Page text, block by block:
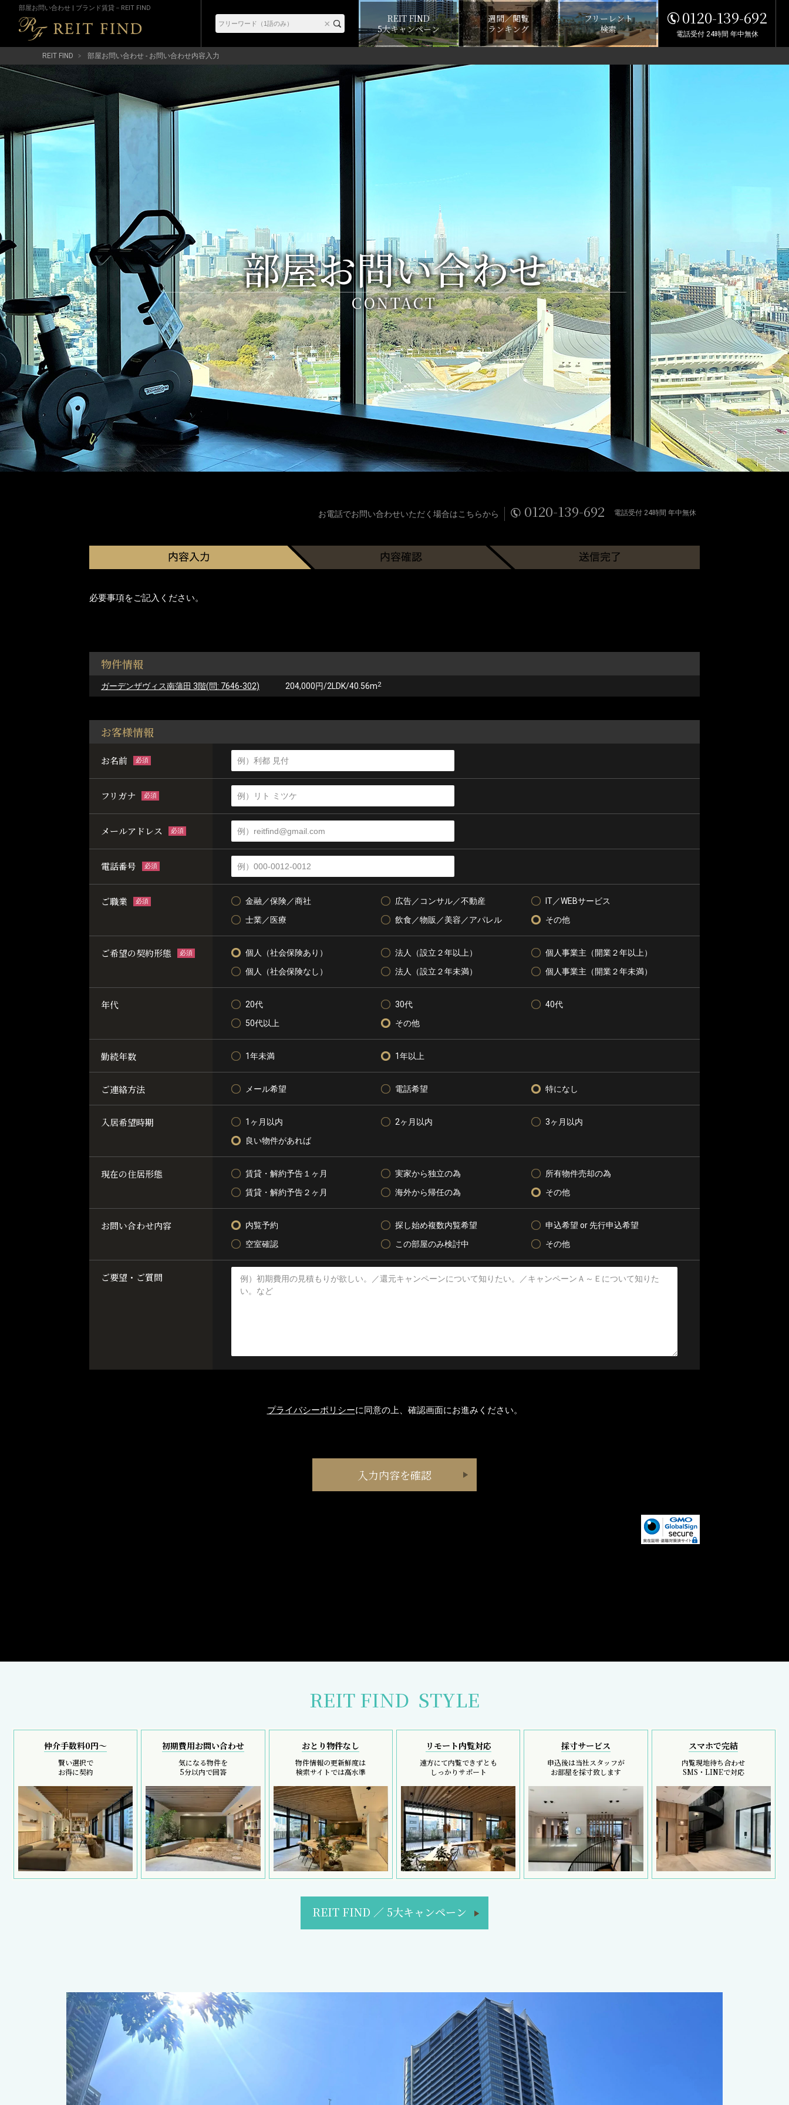
部屋お問い合わせ | ブランド賃貸－REIT FIND
REIT FIND
5大キャンペーン
週間／閲覧
ランキング
フリーレント
検索
0120-139-692
電話受付 24時間 年中無休
REIT FIND 部屋お問い合わせ - お問い合わせ内容入力
部屋お問い合わせ
CONTACT
お電話でお問い合わせいただく場合はこちらから 0120-139-692 電話受付 24時間 年中無休
必要事項をご記入ください。
物件情報
ガーデンザヴィス南蒲田 3階(問: 7646-302) 204,000円/2LDK/40.56m2
お客様情報
お名前 必須
フリガナ 必須
メールアドレス 必須
電話番号 必須
ご職業 必須 金融／保険／商社 広告／コンサル／不動産
IT／WEBサービス
士業／医療
飲食／物販／美容／アパレル その他
ご希望の契約形態 必須 個人（社会保険あり） 法人（設立２年以上）
個人事業主（開業２年以上）
個人（社会保険なし）
法人（設立２年未満） 個人事業主（開業２年未満）
年代 20代 30代
40代
50代以上
その他
勤続年数 1年未満 1年以上
ご連絡方法 メール希望 電話希望 特になし
入居希望時期 1ヶ月以内 2ヶ月以内
3ヶ月以内
良い物件があれば
現在の住居形態 賃貸・解約予告１ヶ月 実家から独立の為
所有物件売却の為
賃貸・解約予告２ヶ月
海外から帰任の為 その他
お問い合わせ内容 内覧予約 探し始め複数内覧希望
申込希望 or 先行申込希望
空室確認
この部屋のみ検討中 その他
ご要望・ご質問
プライバシーポリシーに同意の上、確認画面にお進みください。
REIT FIND STYLE
仲介手数料0円～
賢い選択で
お得に契約
初期費用お問い合わせ
気になる物件を
5分以内で回答
おとり物件なし
物件情報の更新鮮度は
検索サイトでは高水準
リモート内覧対応
遠方にて内覧できずとも
しっかりサポート
採寸サービス
申込後は当社スタッフが
お部屋を採寸致します
スマホで完結
内覧現地待ち合わせ
SMS・LINEで対応
REIT FIND ／ 5大キャンペーン